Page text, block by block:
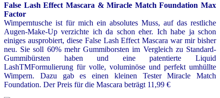
False Lash Effect Mascara & Miracle Match Foundation Max
Factor
Wimperntusche ist für mich ein absolutes Muss, auf das restliche
Augen-Make-Up verzichte ich da schon eher. Ich habe ja schon
einiges ausprobiert, diese False Lash Effect Mascara war mir bisher
neu. Sie soll 60% mehr Gummiborsten im Vergleich zu Standard-
Gummibürsten haben und eine patentierte Liquid
LashTMFormulierung für volle, voluminöse und perfekt umhüllte
Wimpern. Dazu gab es einen kleinen Tester Miracle Match
Foundation. Der Preis für die Mascara beträgt 11,99 €